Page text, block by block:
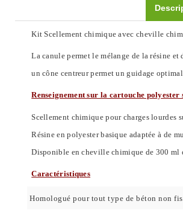
Kit Scellement chimique avec cheville
La canule permet le mélange de la résine et
un cône centreur permet un guidage
Renseignement sur la cartouche polyester
Scellement chimique pour charges lourdes
Résine en polyester basique adaptée à de
Disponible en cheville chimique de 300 ml
Caractéristiques
Homologué pour tout type de béton non